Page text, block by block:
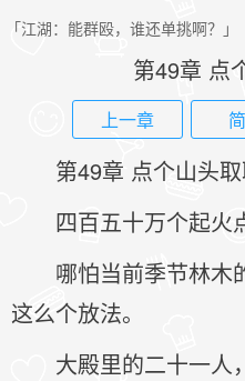
「江湖：能群殴，谁还单挑啊？」
第49章 点
上一章
第49章 点个山头
四百五十万个起火
哪怕当前季节林木
这么个放法。
大殿里的二十一人